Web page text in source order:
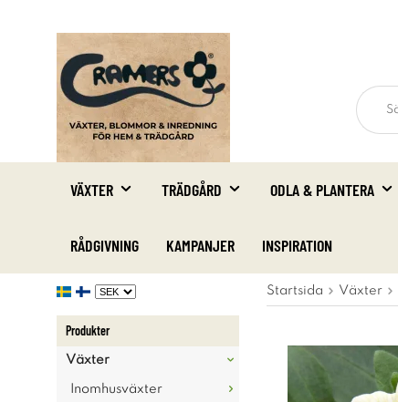
VÄXTER TRÄDGÅRD ODLA & PLANTERA
RÅDGIVNING KAMPANJER INSPIRATION
Produkter
Växter
Inomhusväxter
Startsida Växter